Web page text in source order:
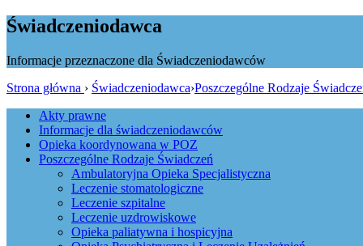
Świadczeniodawca
Informacje przeznaczone dla Świadczeniodawców
Strona główna › Świadczeniodawca›Poszczególne Rodzaje
Akty prawne
Informacje dla świadczeniodawców
Opieka koordynowana w POZ
Poszczególne Rodzaje Świadczeń
Ambulatoryjna Opieka Specjalistyczna
Leczenie stomatologiczne
Leczenie szpitalne
Leczenie uzdrowiskowe
Opieka paliatywna i hospicyjna